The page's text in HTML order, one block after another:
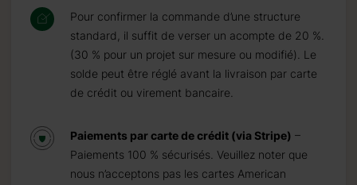
Pour confirmer la commande d’une structure
standard, il suffit de verser un acompte de 20 %.
(30 % pour un projet sur mesure ou modifié). Le
solde peut être réglé avant la livraison par carte
de crédit ou virement bancaire.
Paiements par carte de crédit (via Stripe) –
Paiements 100 % sécurisés. Veuillez noter que
nous n’acceptons pas les cartes American